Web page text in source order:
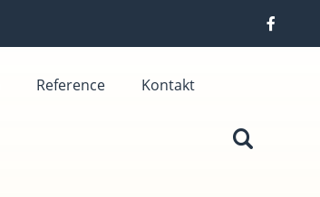
Reference Kontakt